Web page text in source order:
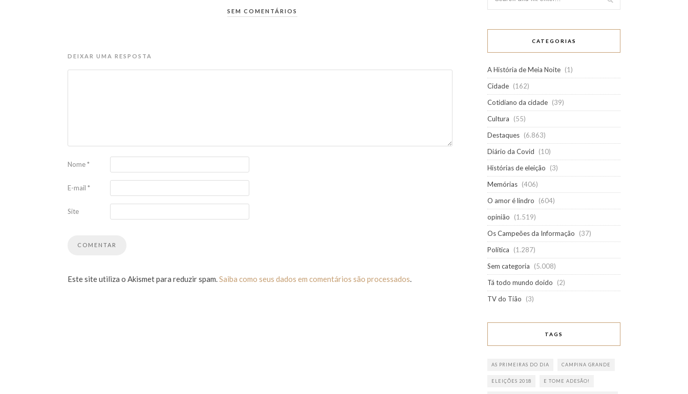
SEM COMENTÁRIOS
DEIXAR UMA RESPOSTA
Nome*
E-mail *
Site
Este site utiliza o Akismet para reduzir spam.Saiba como seus dados em comentários são processados.
CATEGORIAS
A História de Meia Noite (1)
Cidade (162)
Cotidiano da cidade (39)
Cultura
(55)
Destaques (6.863)
Diário da Covid
(10)
Histórias de eleição
(3)
Memórias (406)
O amor é lindro
(604)
opinião
(1.519)
Os Campeões da Informação
(37)
Política
(1.287)
Sem categoria
(5.008)
Tá todo mundo doido
(2)
TV do Tião
(3)
TAGS
AS PRIMEIRAS DO DIA CAMPINA GRANDE
ELEIÇÕES 2018 E TOME ADESÃO!